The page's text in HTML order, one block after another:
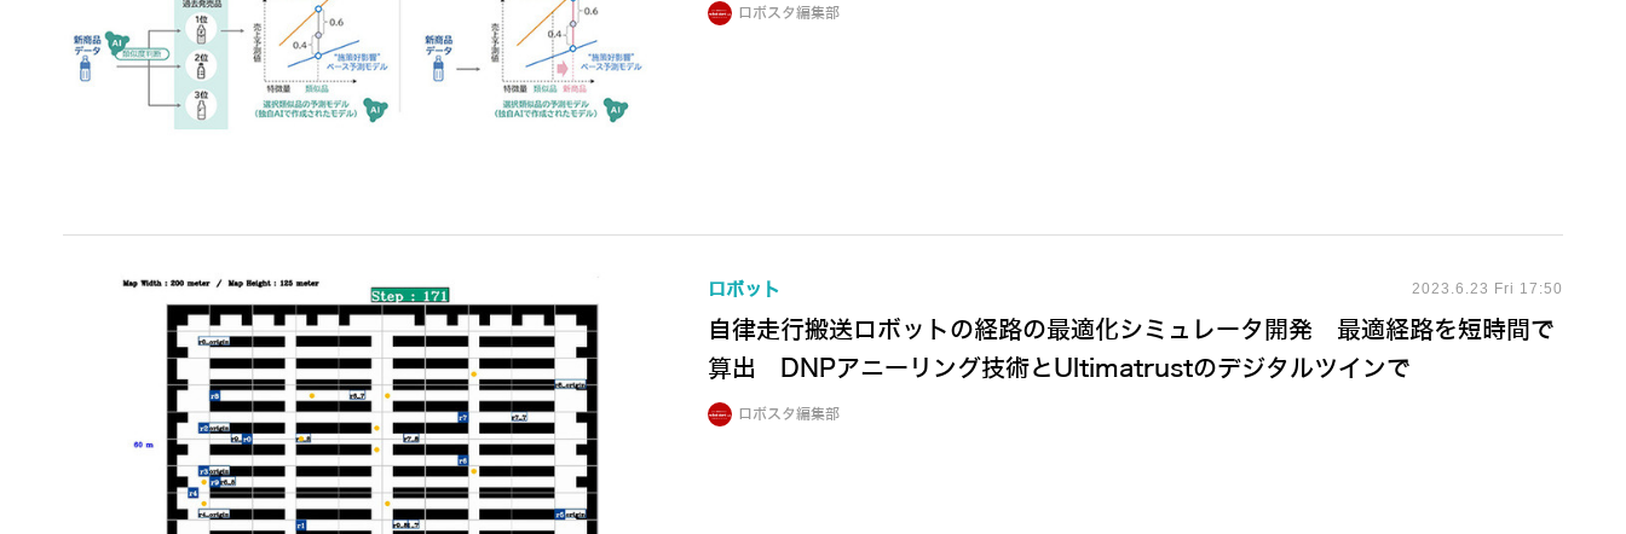
ロボスタ編集部
ロボット 2023.6.23 Fri 17:50
自律走行搬送ロボットの経路の最適化シミュレータ開発 最適経路を短時間で
算出 DNPアニーリング技術とUltimatrustのデジタルツインで
ロボスタ編集部